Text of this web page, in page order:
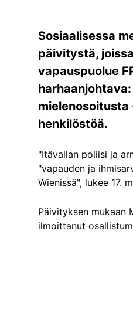
Sosiaalisessa
päivitystä,
vapauspuolue
henkilöstöä.
"Itävallan poliisi ja
"vapauden ja
Wienissä", lukee 17.
Päivityksen mukaan
ilmoittanut